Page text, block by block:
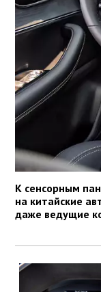
К сенсорным
на китайские
даже ведущие